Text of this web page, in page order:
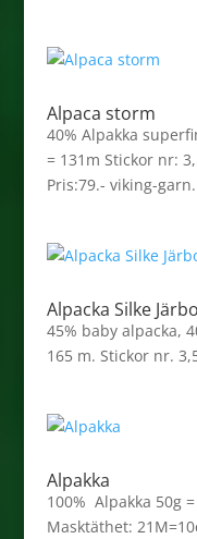
Alpaca storm
40% Alpakka
= 131m Stickor nr:
Pris:79.- viking-
Alpacka Silke Järbo
45% baby alpacka,
165 m. Stickor nr.
Alpakka
100% Alpakka 50g
Masktäthet: